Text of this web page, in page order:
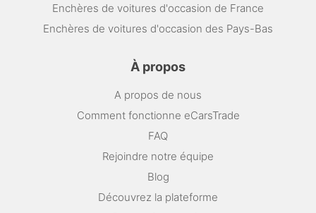
Enchères de voitures d'occasion de France
Enchères de voitures d'occasion des Pays-Bas
À propos
A propos de nous
Comment fonctionne eCarsTrade
FAQ
Rejoindre notre équipe
Blog
Découvrez la plateforme